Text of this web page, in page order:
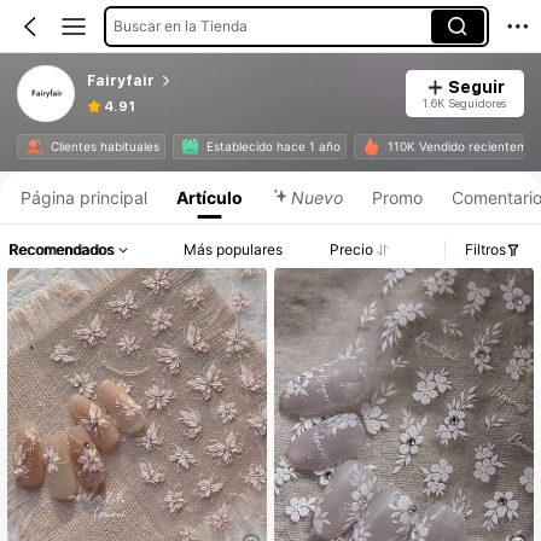
Buscar en la Tienda
Fairyfair
4.91
Seguir
1.6K Seguidores
Clientes habituales Establecido hace 1 año 110K Vendido
Página principal Artículo Nuevo Promo
Recomendados Más populares Precio Filtros